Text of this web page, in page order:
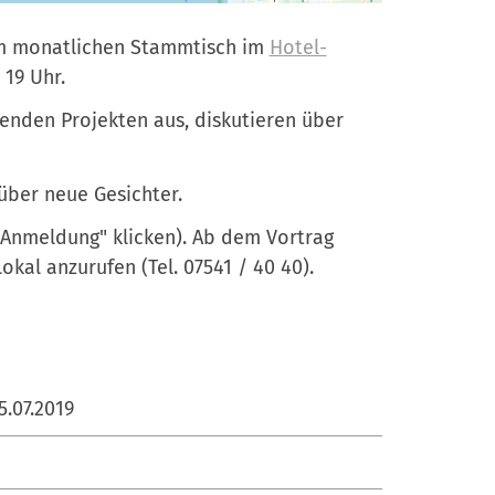
monatlichen Stammtisch im Hotel-
Uhr.
Projekten aus, diskutieren über
neue Gesichter.
klicken). Ab dem Vortrag
anzurufen (Tel. 07541 / 40 40).